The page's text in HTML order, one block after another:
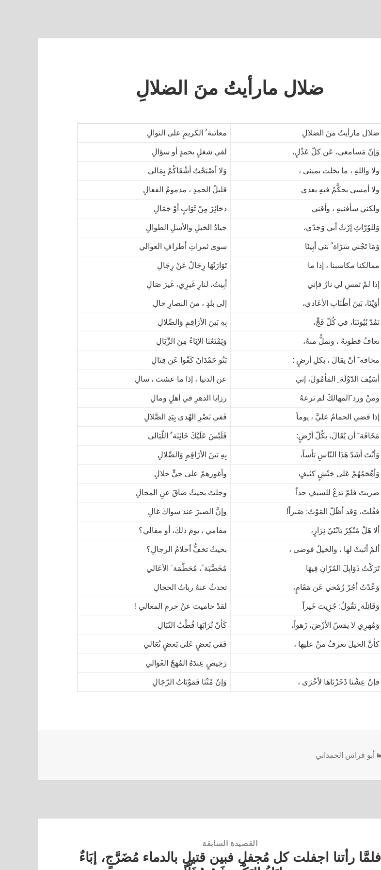
ضلال مارأيتُ منَ الضلالِ
ضلال مارأيتُ منَ الضلالِ معاتبة ُ الكريمِ على النوالِ
وَإنّ مَسامعي، عَن كلّ عَذْلٍ، لفي شغلٍ بحمدٍ أو سؤالِ
ولا واللهِ ، ما بخلت يميني ، وَلا أصْبَحْتُ أشْقَاكُمْ بِمَالي
ولا أمسي يحكَّمُ فيهِ يعدي قليلُ الحمدِ ، مذمومُ الفعالِ
ولكني سأفنيهِ ، وأقني ذخائِرَ مِنّ ثَوَابٍ أوْ جَمَالِ
وَللوُرّاثِ إرْثُ أبي وَجَدّي، جيادُ الخيلِ والأسلِ الطوالِ
وَمَا تَجْني سَرَاة ُ بَني أبِينَا سوى ثمراتِ أطرافِ العوالي
ممالكنا مكاسبنا ، إذا ما تَوَارَثَهَا رِجَالٌ عَنْ رِجَالِ
إذا لمْ تمسِ لي نارُ فإني أبِيتُ، لنارِ غَيرِي، غَيرَ صَالِ
أوَيْنَا، بَينَ أطْنَابِ الأعَادي، إلى بلدٍ ، منَ النصارِ خالِ
نَمُدّ بُيُوتَنَا، في كُلّ فَجٍّ، بِهِ بَينَ الأرَاقِمِ وَالصِّلالِ
نعافُ قطونهُ ، ونملُّ منهُ، وَيَمْنَعُنَا الإبَاءُ مِنَ الزِّيَالِ
مخافة َ أنْ يقالَ ، بكلِ أرضٍ : بَنُو حَمْدَانَ كَفّوا عَن قِتَالِ
أسَيْفَ الدّوْلَة ِ المَأمُولَ، إني عن الدنيا ، إذا ما عشتَ ، سالِ
ومنْ ورد َالمهالكَ لم ترعهُ رزايا الدهرِ في أهلٍ ومالِ
إذا قضي الحمامُ عليَّ ، يوماً فَفي نَصْرِ الهُدى بِيَدِ الضَّلالِ
مَخَافَة َ أن يُقَالَ، بكُلّ أرْضٍ: فَلَيْسَ عَلَيْكَ خَائِنَة ُ اللّيَالي
وَأنْتَ أشَدّ هَذَا النّاسِ بَأساً، بِهِ بَينَ الأرَاقِمِ وَالصِّلالِ
وَأهْجَمُهُمْ عَلى جَيْشٍ كثيفٍ وأغورهمْ على حيٍّ حلالِ
ضربتَ فلمْ تدعْ للسيفِ حداً وجلتَ بحيثُ ضاقَ عنِ المجالِ
فقُلتَ، وَقد أظَلّ المَوْتُ: صَبراً! وإنَّ الصبرَ عندَ سواكَ غالِ
ألا هَلْ مُنْكِرٌ يَابْنَيْ نِزَارٍ، مقامي ، يومَ ذلكَ، أو مقالي؟
ألمْ أثبتْ لها ، والخيلُ فوضى ، بحيثُ تخفُّ أحلامُ الرجالِ؟
تَرَكْتُ ذَوَابِلَ المُرّانِ فِيهَا مُخَضَّبَة ً، مُحَطَّمَة َ الأعَالي
وَعُدْتُ أجُرّ رُمْحي عَن مَقَامٍ، تحدثُ عنهُ رباتُ الحجالِ
وَقَائِلَة ٍ تَقُولُ: جُزِيتَ خَيراً لقدْ حاميتَ عنْ حرمِ المعالي ‍!
وَمُهرِي لا يمَسّ الأرْضَ، زَهواً، كَأنّ تُرَابَهَا قُطْبُ النّبَالِ
كأنَّ الخيلَ تعرفُ منْ عليها ، فَفي بَعضٍ عَلى بَعضٍ تُعَالي
رَخِيصٍ عِندَهُ المُهَجُ الغَوَالي
فإنْ عِشْنا ذَخَرْنَاهَا لأخْرَى ، وَإنْ مُتْنَا فَمَوْتَاتُ الرّجَالِ
أبو فراس الحمداني
القصيدة السابقة
القصيدة
فلمَّا رأتنا اجفلت كل مُجفلِ فبين قتيلٍ بالدماء مُضَرَّجٍ، إبَاءٌ